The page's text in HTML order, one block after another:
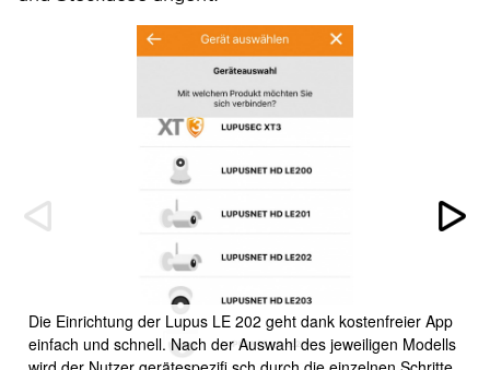
Die Einrichtung der Lupus LE 202 geht dank kostenfreier App
einfach und schnell. Nach der Auswahl des jeweiligen Modells